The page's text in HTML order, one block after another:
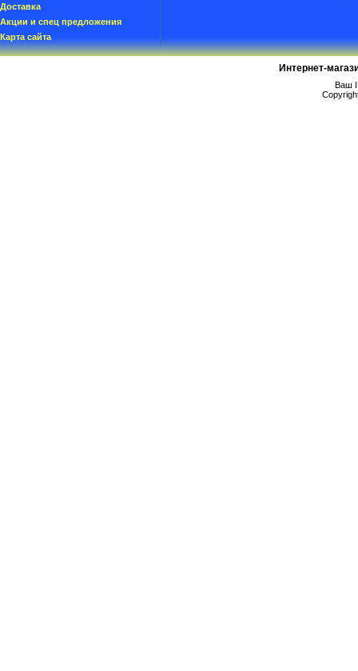
Доставка
Акции и спец предложения
Карта сайта
Интернет-
Ваш